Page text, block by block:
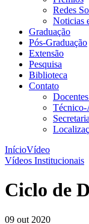
Redes
Noticias
Graduação
Pós-Graduação
Extensão
Pesquisa
Biblioteca
Contato
InícioVídeo
Vídeos Institucionais
Ciclo de
09 out 2020